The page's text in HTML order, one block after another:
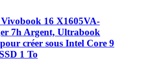
16 X1605VA-
7h Argent, Ultrabook
créer sous Intel Core 9
1 To